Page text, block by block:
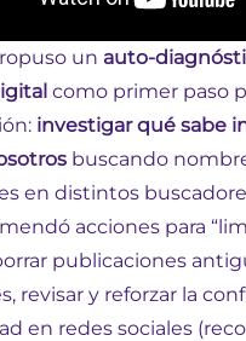
un auto-
como primer paso
investigar qué sabe
buscando
en distintos
acciones para
publicaciones
revisar y reforzar la
en redes sociales